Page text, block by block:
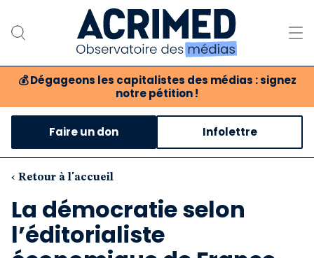
💰 Dégageons les capitalistes des médias : signez
notre pétition !
Notre association
Notre critique des médias
Nos propositions
Notre revue
Boutique
Faire un don Infolettre
‹ Retour à l'accueil
La démocratie selon
l’éditorialiste